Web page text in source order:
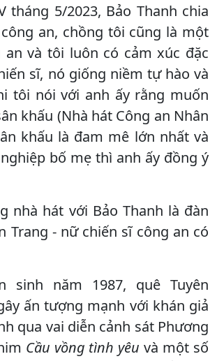
tháng 5/2023, Bảo Thanh chia
an, chồng tôi cũng là một
an và tôi luôn có cảm xúc đặc
sĩ, nó giống niềm tự hào và
tôi nói với anh ấy rằng muốn
khấu (Nhà hát Công an Nhân
khấu là đam mê lớn nhất và
bố mẹ thì anh ấy đồng ý
nhà hát với Bảo Thanh là đàn
Trang - nữ chiến sĩ công an có
sinh năm 1987, quê Tuyên
ấn tượng mạnh với khán giả
qua vai diễn cảnh sát Phương
Cầu vồng tình yêu và một số